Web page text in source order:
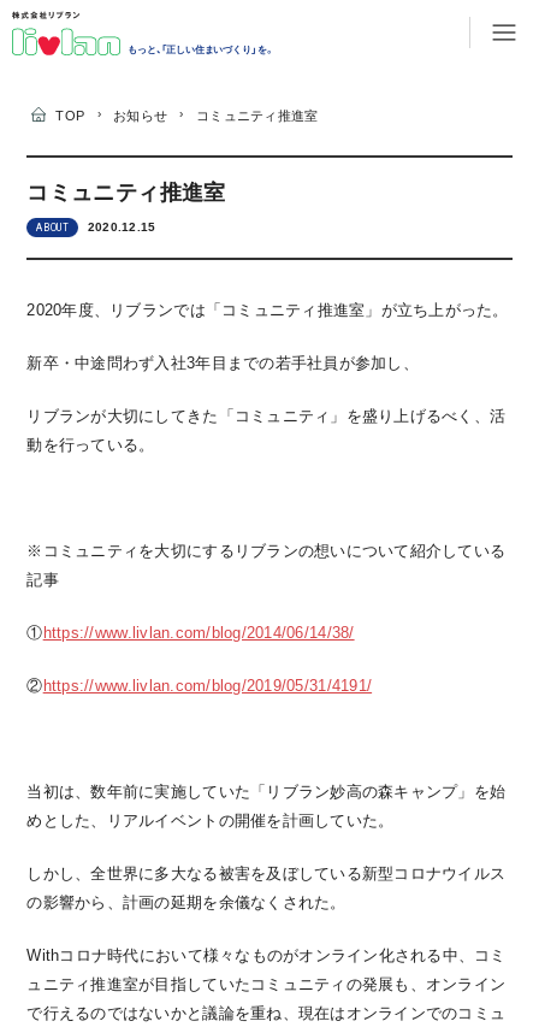
もっと、「正しい住まいづくり」を。
TOP › お知らせ › コミュニティ推進室
コミュニティ推進室
ABOUT 2020.12.15
2020年度、リブランでは「コミュニティ推進室」が立ち上がった。
新卒・中途問わず入社3年目までの若手社員が参加し、
リブランが大切にしてきた「コミュニティ」を盛り上げるべく、活
動を行っている。
※コミュニティを大切にするリブランの想いについて紹介している
記事
① https://www.livlan.com/blog/2014/06/14/38/
② https://www.livlan.com/blog/2019/05/31/4191/
当初は、数年前に実施していた「リブラン妙高の森キャンプ」を始
めとした、リアルイベントの開催を計画していた。
しかし、全世界に多大なる被害を及ぼしている新型コロナウイルス
の影響から、計画の延期を余儀なくされた。
Withコロナ時代において様々なものがオンライン化される中、コミ
ュニティ推進室が目指していたコミュニティの発展も、オンライン
で行えるのではないかと議論を重ね、現在はオンラインでのコミュ